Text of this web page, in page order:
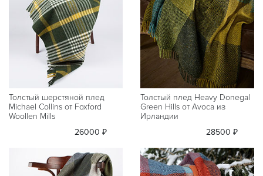
Толстый шерстяной плед
Michael Collins от Foxford
Woollen Mills
26000 ₽
Толстый плед Heavy Donegal
Green Hills от Avoca из
Ирландии
28500 ₽